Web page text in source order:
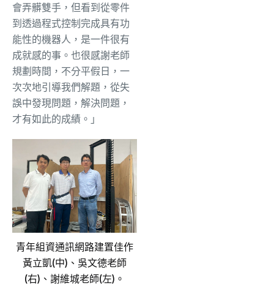
會弄髒雙手，但看到從零件
到透過程式控制完成具有功
能性的機器人，是一件很有
成就感的事。也很感謝老師
規劃時間，不分平假日，一
次次地引導我們解題，從失
誤中發現問題，解決問題，
才有如此的成績。」
青年組資通訊網路建置佳作
黃立凱(中)、吳文德老師
(右)、謝維城老師(左)。